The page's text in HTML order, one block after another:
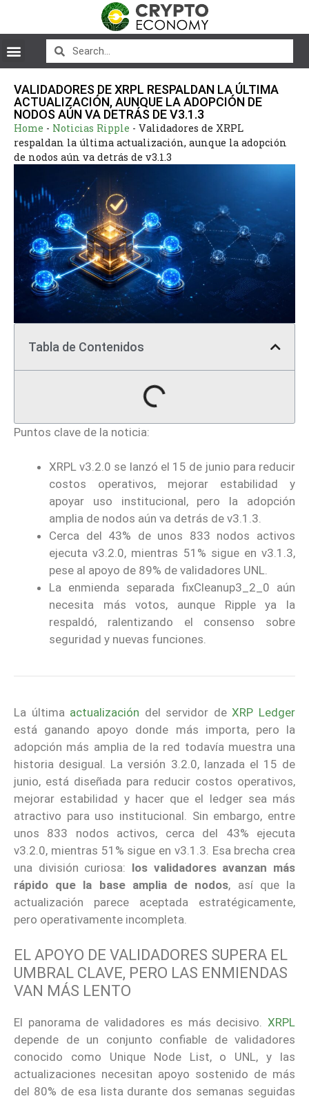
VALIDADORES DE XRPL RESPALDAN LA ÚLTIMA
ACTUALIZACIÓN, AUNQUE LA ADOPCIÓN DE
NODOS AÚN VA DETRÁS DE V3.1.3
Home - Noticias Ripple - Validadores de XRPL
respaldan la última actualización, aunque la adopción
de nodos aún va detrás de v3.1.3
Tabla de Contenidos
Puntos clave de la noticia:
XRPL v3.2.0 se lanzó el 15 de junio para reducir
costos operativos, mejorar estabilidad y
apoyar uso institucional, pero la adopción
amplia de nodos aún va detrás de v3.1.3.
Cerca del 43% de unos 833 nodos activos
ejecuta v3.2.0, mientras 51% sigue en v3.1.3,
pese al apoyo de 89% de validadores UNL.
La enmienda separada fixCleanup3_2_0 aún
necesita más votos, aunque Ripple ya la
respaldó, ralentizando el consenso sobre
seguridad y nuevas funciones.
La última actualización del servidor deXRP Ledger
está ganando apoyo donde más importa, pero la
adopción más amplia de la red todavía muestra una
historia desigual. La versión 3.2.0, lanzada el 15 de
junio, está diseñada para reducir costos operativos,
mejorar estabilidad y hacer que el ledger sea más
atractivo para uso institucional. Sin embargo, entre
unos 833 nodos activos, cerca del 43% ejecuta
v3.2.0, mientras 51% sigue en v3.1.3. Esa brecha crea
una división curiosa: los validadores avanzan más
rápido que la base amplia de nodos, así que la
actualización parece aceptada estratégicamente,
pero operativamente incompleta.
EL APOYO DE VALIDADORES SUPERA EL
UMBRAL CLAVE, PERO LAS ENMIENDAS
VAN MÁS LENTO
El panorama de validadores es más decisivo. XRPL
depende de un conjunto confiable de validadores
conocido como Unique Node List, o UNL, y las
actualizaciones necesitan apoyo sostenido de más
del 80% de esa lista durante dos semanas seguidas